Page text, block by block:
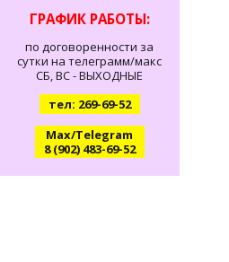
ГРАФИК РАБОТЫ:
по договоренности за
сутки на телеграмм/макс
СБ, ВС - ВЫХОДНЫЕ
тел: 269-69-52
Max/Telegram
8 (902) 483-69-52